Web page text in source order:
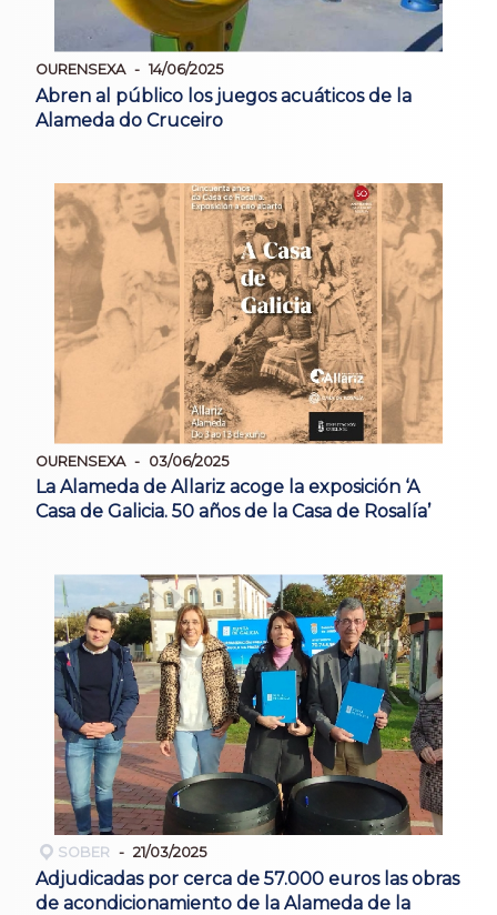
OURENSEXA 14/06/2025
Abren al público los juegos acuáticos de la
Alameda do Cruceiro
OURENSEXA 03/06/2025
La Alameda de Allariz acoge la exposición ‘A
Casa de Galicia. 50 años de la Casa de Rosalía’
SOBER 21/03/2025
Adjudicadas por cerca de 57.000 euros las obras
de acondicionamiento de la Alameda de la